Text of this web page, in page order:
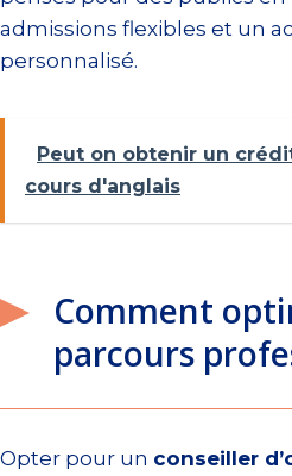
admissions flexibles et un
personnalisé.
Peut on obtenir un
cours d'anglais
Comment
parcours
Opter pour un conseiller